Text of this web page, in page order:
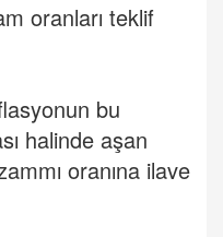
oranları teklif
bu
halinde aşan
oranına ilave